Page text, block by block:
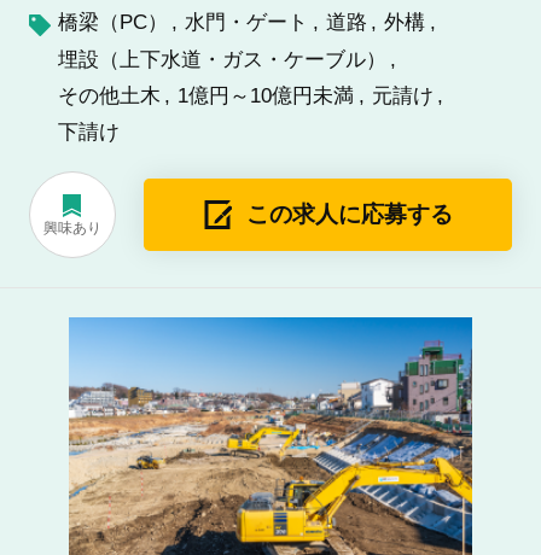
橋梁（PC） 水門・ゲート 道路
外構
埋設（上下水道・ガス・ケーブル）
その他土木
1億円～10億円未満
元請け
下請け
興味あり
この求人に応募する